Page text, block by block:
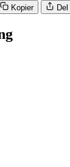
Kopier Del